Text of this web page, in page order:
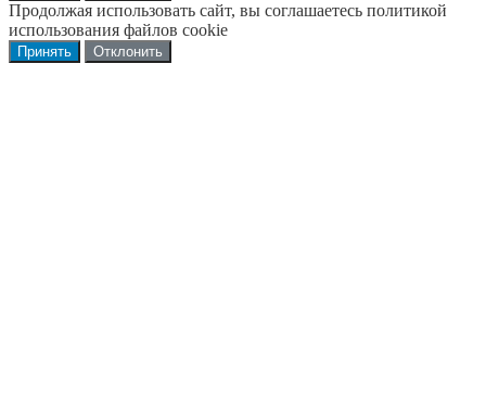
Продолжая использовать сайт, вы соглашаетесь политикой
использования файлов cookie
Принять Отклонить